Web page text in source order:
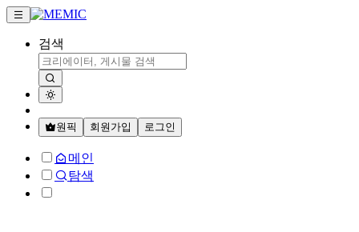
검색
원픽 회원가입 로그인
메인
탐색